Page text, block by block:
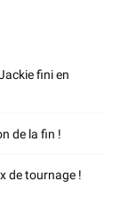
fini en
de la fin !
de tournage !